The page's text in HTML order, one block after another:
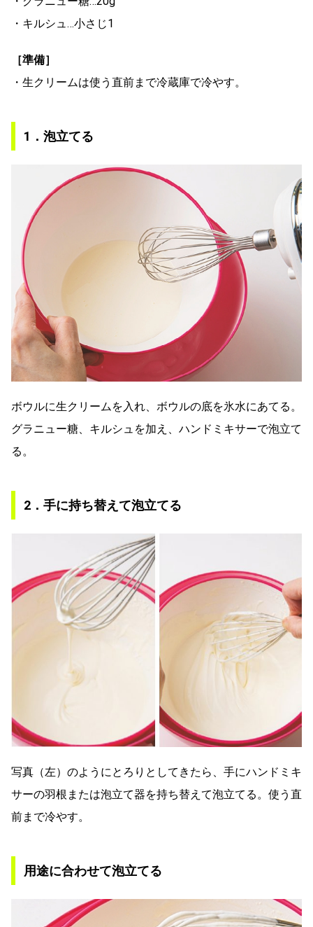
・キルシュ…小さじ1
［準備］
・生クリームは使う直前まで冷蔵庫で冷やす。
1．泡立てる
ボウルに生クリームを入れ、ボウルの底を氷水にあてる。
グラニュー糖、キルシュを加え、ハンドミキサーで泡立て
る。
2．手に持ち替えて泡立てる
写真（左）のようにとろりとしてきたら、手にハンドミキ
サーの羽根または泡立て器を持ち替えて泡立てる。使う直
前まで冷やす。
用途に合わせて泡立てる